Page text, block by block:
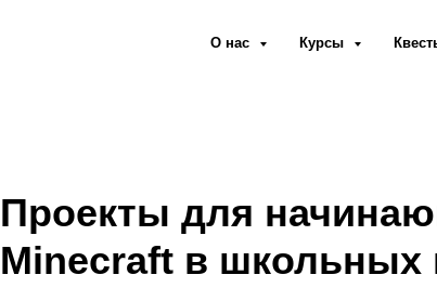
О нас Курсы
Проекты для
Minecraft в школьных